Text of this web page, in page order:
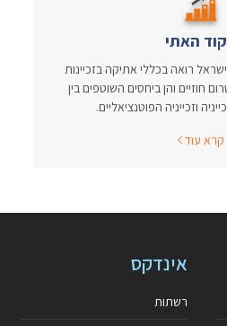
האתי
רואה בכללי אתיקה בזכיינות
חוזיים והן ביחסים השוטפים בין
וזכייניה הפוטנציאליים.
קרא עוד
אינדקס
רשתות